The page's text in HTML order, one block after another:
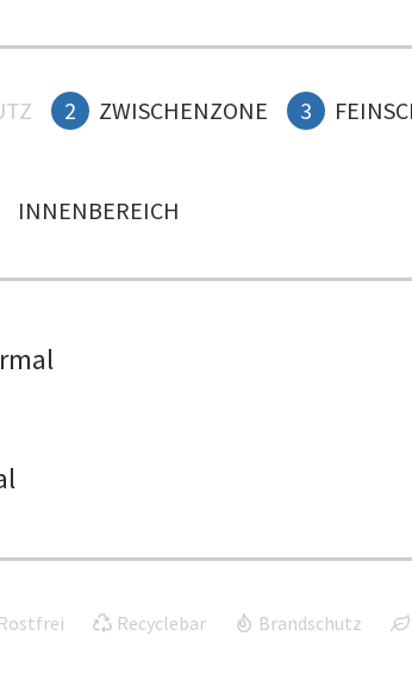
2 ZWISCHENZONE 3
INNENBEREICH
Rostfrei Recyclebar Brandschutz